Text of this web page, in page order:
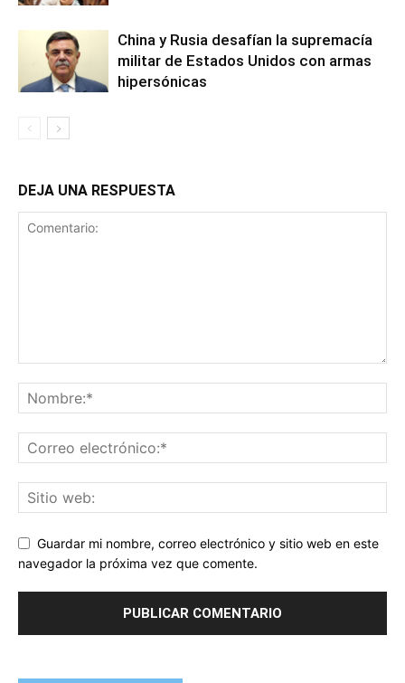
China y Rusia desafían la supremacía
militar de Estados Unidos con armas
hipersónicas
DEJA UNA RESPUESTA
Guardar mi nombre, correo electrónico y sitio web en este
navegador la próxima vez que comente.